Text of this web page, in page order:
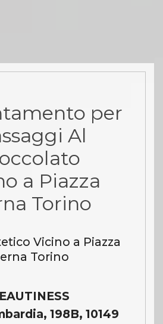
per
Al
a Piazza
Torino
Vicino a Piazza
Torino
198B, 10149